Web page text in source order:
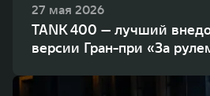
27 мая 2026
TANK 400 — лучший
версии Гран-при «За